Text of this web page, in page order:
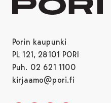
Porin kaupunki
PL 121, 28101 PORI
Puh. 02 621 1100
kirjaamo@pori.fi